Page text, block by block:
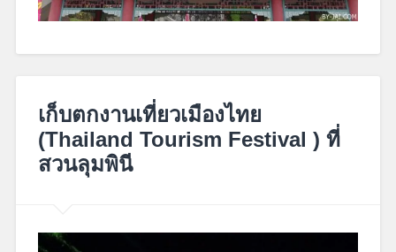
31,
2017
เก็บตกงานเที่ยวเมืองไทย
(Thailand Tourism Festival ) ที่
สวนลุมพินี